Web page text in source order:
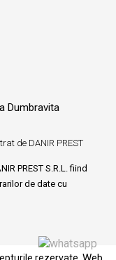
Dumbravita
de DANIR PREST
PREST S.R.L. fiind
de date cu